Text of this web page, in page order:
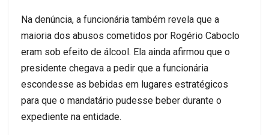
Na denúncia, a funcionária também revela que a
maioria dos abusos cometidos por Rogério Caboclo
eram sob efeito de álcool. Ela ainda afirmou que o
presidente chegava a pedir que a funcionária
escondesse as bebidas em lugares estratégicos
para que o mandatário pudesse beber durante o
expediente na entidade.